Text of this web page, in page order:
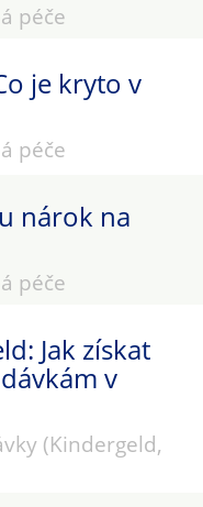
péče
je kryto v
péče
nárok na
péče
Jak získat
v
(Kindergeld,